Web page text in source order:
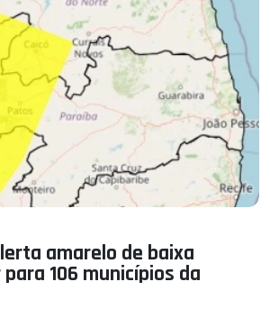
amarelo de baixa
106 municípios da